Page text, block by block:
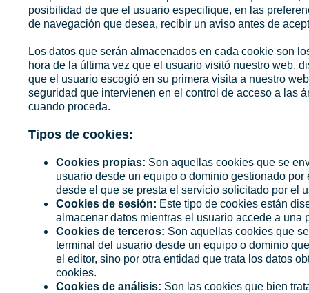
posibilidad de que el usuario especifique, en las
de navegación que desea, recibir un aviso antes de
Los datos que serán almacenados en cada cookie son
hora de la última vez que el usuario visitó nuestro web,
que el usuario escogió en su primera visita a nuestro
seguridad que intervienen en el control de acceso a las
cuando proceda.
Tipos de cookies:
Cookies propias: Son aquellas cookies que se
usuario desde un equipo o dominio gestionado por
desde el que se presta el servicio solicitado por el
Cookies de sesión: Este tipo de cookies están
almacenar datos mientras el usuario accede a una
Cookies de terceros: Son aquellas cookies que
terminal del usuario desde un equipo o dominio
el editor, sino por otra entidad que trata los datos
cookies.
Cookies de análisis: Son las cookies que bien